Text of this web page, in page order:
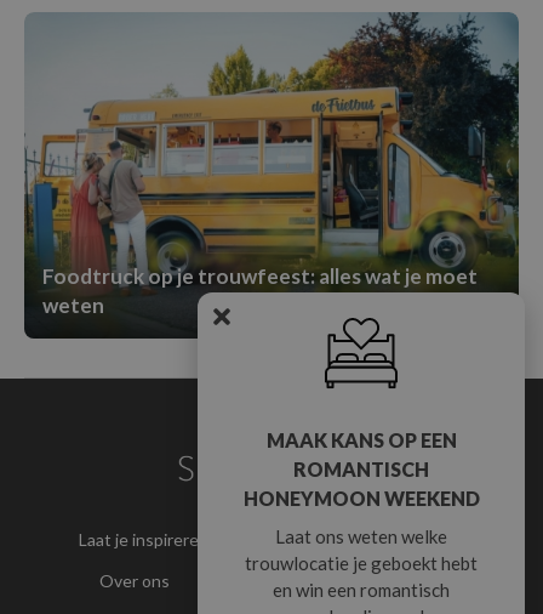
Foodtruck op je trouwfeest: alles wat je moet
weten
Laat je inspireren Word partner
Partner login
Over ons
MAAK KANS OP EEN
ROMANTISCH
HONEYMOON WEEKEND
Laat ons weten welke
trouwlocatie je geboekt hebt
en win een romantisch